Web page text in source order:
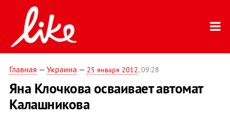
Главная — Украина — 25 января 2012, 09:28
Яна Клочкова осваивает автомат
Калашникова